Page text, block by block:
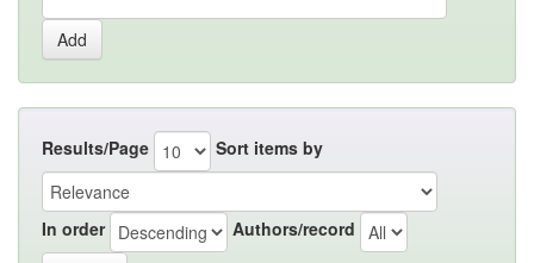
Results/Page Sort items by
In order Authors/record